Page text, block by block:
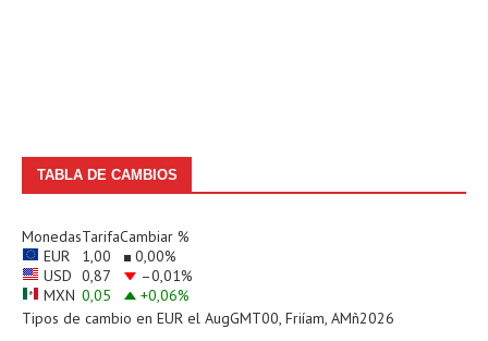
TABLA DE CAMBIOS
MonedasTarifaCambiar %
EUR
1,00 0,00%
USD 0,87 –0,01%
MXN 0,05 +0,06%
Tipos de cambio en EUR el AugGMT00, Friíam, AMñ2026